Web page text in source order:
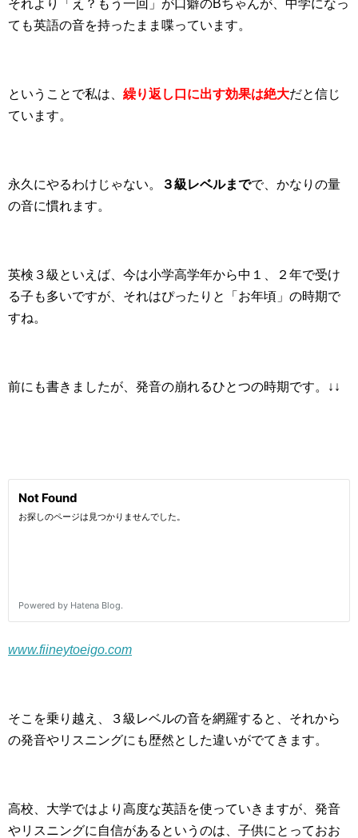
それより「え？もう一回」が口癖のBちゃんが、中学になっ
ても英語の音を持ったまま喋っています。
ということで私は、 繰り返し口に出す効果は絶大だと信じ
ています。
永久にやるわけじゃない。 ３級レベルまでで、かなりの量
の音に慣れます。
英検３級といえば、今は小学高学年から中１、２年で受け
る子も多いですが、それはぴったりと「お年頃」の時期で
すね。
前にも書きましたが、発音の崩れるひとつの時期です。↓↓
www.fiineytoeigo.com
そこを乗り越え、３級レベルの音を網羅すると、それから
の発音やリスニングにも歴然とした違いがでてきます。
高校、大学ではより高度な英語を使っていきますが、発音
やリスニングに自信があるというのは、子供にとっておお